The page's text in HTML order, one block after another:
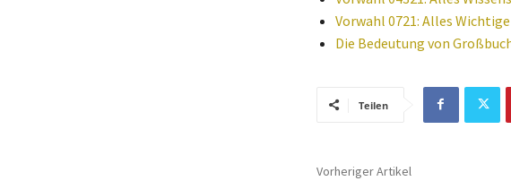
Vorwahl 0721: Alles
Die Bedeutung von
Teilen
Vorheriger Artikel